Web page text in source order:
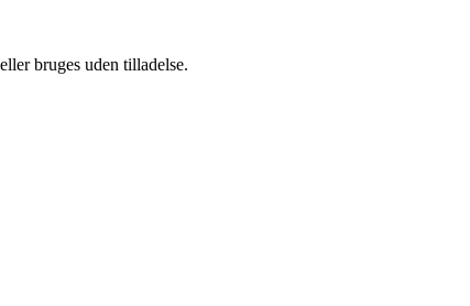
bruges uden tilladelse.